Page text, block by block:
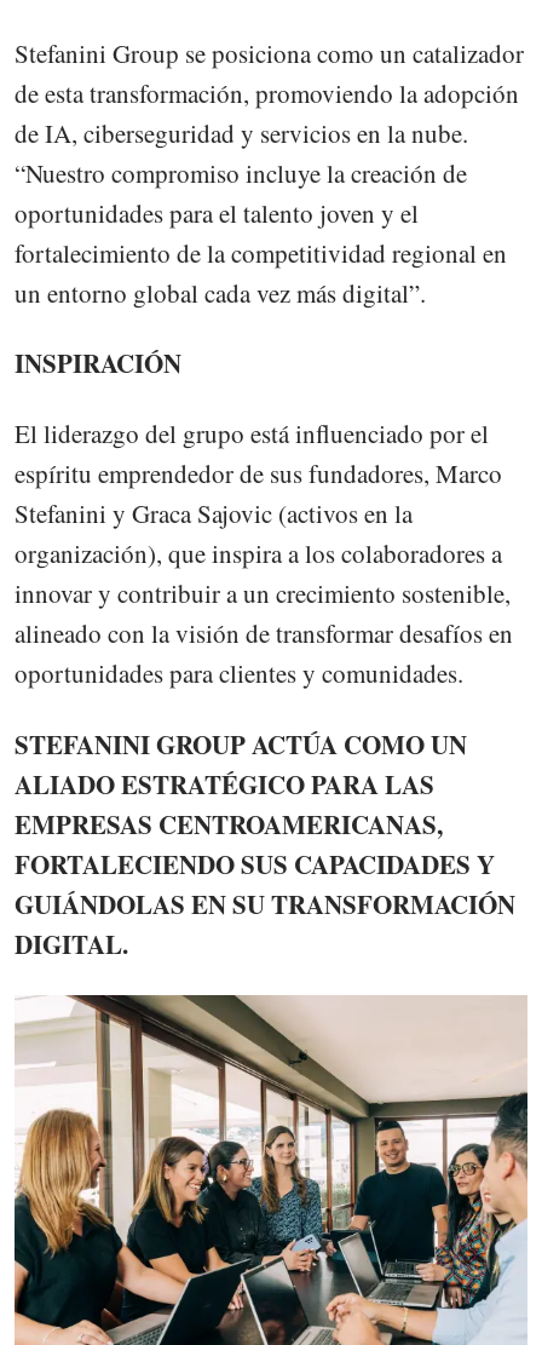
Stefanini Group se posiciona como un catalizador
de esta transformación, promoviendo la adopción
de IA, ciberseguridad y servicios en la nube.
“Nuestro compromiso incluye la creación de
oportunidades para el talento joven y el
fortalecimiento de la competitividad regional en
un entorno global cada vez más digital”.
INSPIRACIÓN
El liderazgo del grupo está influenciado por el
espíritu emprendedor de sus fundadores, Marco
Stefanini y Graca Sajovic (activos en la
organización), que inspira a los colaboradores a
innovar y contribuir a un crecimiento sostenible,
alineado con la visión de transformar desafíos en
oportunidades para clientes y comunidades.
STEFANINI GROUP ACTÚA COMO UN
ALIADO ESTRATÉGICO PARA LAS
EMPRESAS CENTROAMERICANAS,
FORTALECIENDO SUS CAPACIDADES Y
GUIÁNDOLAS EN SU TRANSFORMACIÓN
DIGITAL.